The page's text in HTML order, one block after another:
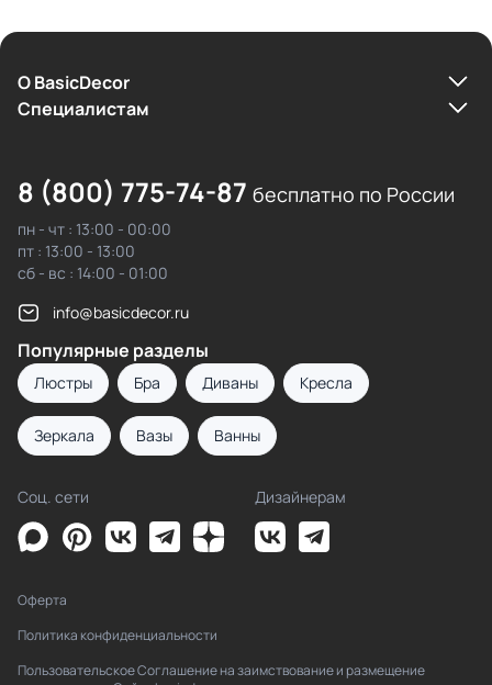
О BasicDecor
Cпециалистам
8 (800) 775-74-87 бесплатно по России
пн - чт : 13:00 - 00:00
пт : 13:00 - 13:00
сб - вс : 14:00 - 01:00
info@basicdecor.ru
Популярные разделы
Люстры Бра Диваны Кресла
Зеркала Вазы Ванны
Соц. сети Дизайнерам
Оферта
Политика конфиденциальности
Пользовательское Соглашение на заимствование и размещение